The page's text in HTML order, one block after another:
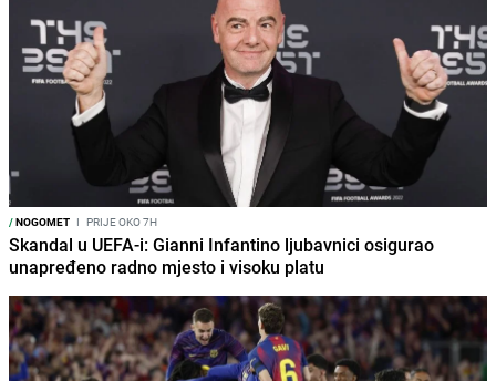
/NOGOMET I PRIJE OKO 7H
Skandal u UEFA-i: Gianni Infantino ljubavnici osigurao
unapređeno radno mjesto i visoku platu